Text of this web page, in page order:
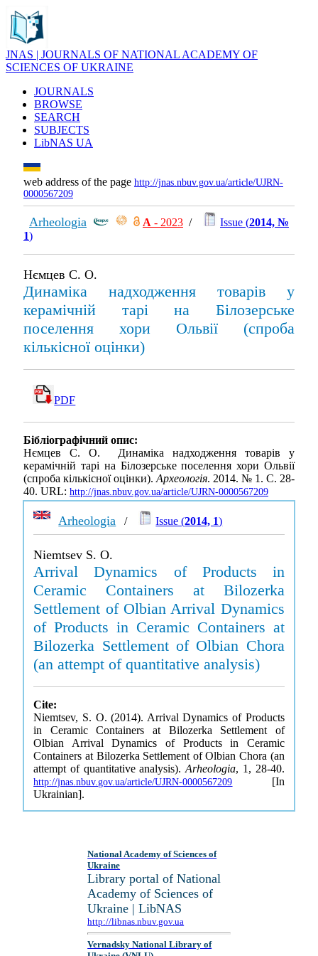
JNAS | JOURNALS OF NATIONAL ACADEMY OF
SCIENCES OF UKRAINE
JOURNALS
BROWSE
SEARCH
SUBJECTS
LibNAS UA
web address of the page http://jnas.nbuv.gov.ua/article/UJRN-
0000567209
Arheologia А - 2023 / Issue (2014, №
1)
Нємцев С. О.
Динаміка надходження товарів у
керамічній тарі на Білозерське
поселення хори Ольвії (спроба
кількісної оцінки)
PDF
Бібліографічний опис:
Нємцев С. О. Динаміка надходження товарів у
керамічній тарі на Білозерське поселення хори Ольвії
(спроба кількісної оцінки).Археологія. 2014. № 1. С. 28-
40. URL: http://jnas.nbuv.gov.ua/article/UJRN-0000567209
Arheologia / Issue (2014, 1)
Niemtsev S. O.
Arrival Dynamics of Products in
Ceramic Containers at Bilozerka
Settlement of Olbian Arrival Dynamics
of Products in Ceramic Containers at
Bilozerka Settlement of Olbian Chora
(an attempt of quantitative analysis)
Cite:
Niemtsev, S. O. (2014). Arrival Dynamics of Products
in Ceramic Containers at Bilozerka Settlement of
Olbian Arrival Dynamics of Products in Ceramic
Containers at Bilozerka Settlement of Olbian Chora (an
attempt of quantitative analysis).Arheologia, 1, 28-40.
http://jnas.nbuv.gov.ua/article/UJRN-0000567209 [In
Ukrainian].
National Academy of Sciences of
Ukraine
Library portal of National
Academy of Sciences of
Ukraine | LibNAS
http://libnas.nbuv.gov.ua
Vernadsky National Library of